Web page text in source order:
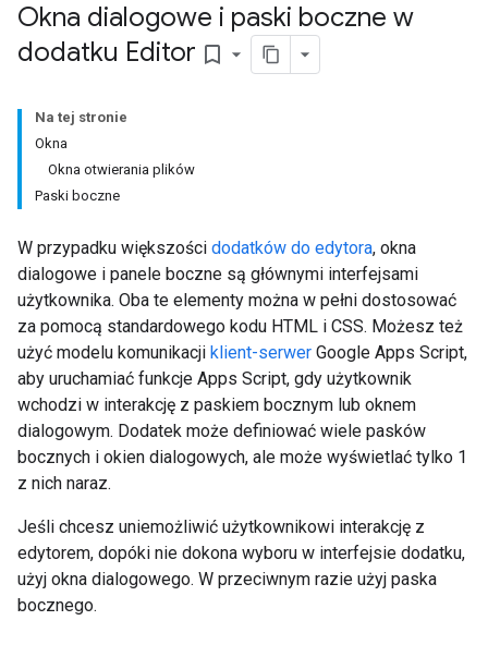
Okna dialogowe i paski boczne w
dodatku Editor bookmark_border
Na tej stronie
Okna
Okna otwierania plików
Paski boczne
W przypadku większości dodatków do edytora, okna
dialogowe i panele boczne są głównymi interfejsami
użytkownika. Oba te elementy można w pełni dostosować
za pomocą standardowego kodu HTML i CSS. Możesz też
użyć modelu komunikacji klient-serwer Google Apps Script,
aby uruchamiać funkcje Apps Script, gdy użytkownik
wchodzi w interakcję z paskiem bocznym lub oknem
dialogowym. Dodatek może definiować wiele pasków
bocznych i okien dialogowych, ale może wyświetlać tylko 1
z nich naraz.
Jeśli chcesz uniemożliwić użytkownikowi interakcję z
edytorem, dopóki nie dokona wyboru w interfejsie dodatku,
użyj okna dialogowego. W przeciwnym razie użyj paska
bocznego.